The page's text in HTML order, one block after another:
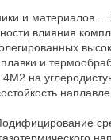
и материалов ...
влияния
и
на